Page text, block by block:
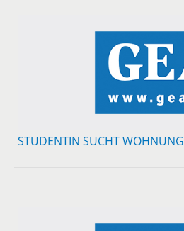
STUDENTIN SUCHT WOHNUNG